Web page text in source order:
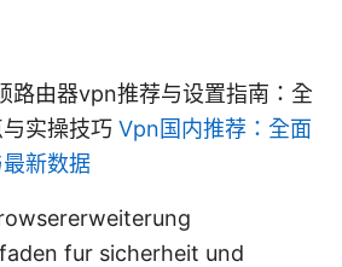
路由器vpn推荐与设置指南：全
实操技巧 Vpn国内推荐：全面
新数据
fur sicherheit und